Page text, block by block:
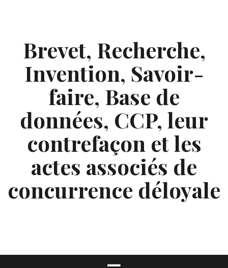
Brevet, Recherche,
Invention, Savoir-
faire, Base de
données, CCP, leur
contrefaçon et les
actes associés de
concurrence déloyale